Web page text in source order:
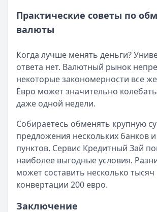
Обслуживание:Бесплатно
Рейтинг:4.7
Лимит: до 600 000 ₽
Льготный период:55 дней
Обслуживание:Бесплатно
Рейтинг: 4.5
Т-Банк— Платинум
Льготный период:55 дней
Обслуживание:590 ₽ в год
Рейтинг:4.8(12 отзывов)
Альфа-Банк— Кредитная карта Альфа-
Лимит: до 1 000 000 ₽
Льготный период:60 дней
Обслуживание:
Практические советы по
валюты
Когда лучше менять деньги?
ответа нет. Валютный рынок
некоторые закономерности все
Евро может значительно
даже одной недели.
Собираетесь обменять крупную
предложения нескольких банков
пунктов. Сервис Кредитный Зай
наиболее выгодные условия.
может составить несколько
конвертации 200 евро.
Заключение